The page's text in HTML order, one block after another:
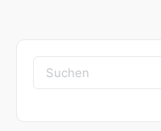
Suchen
nach: